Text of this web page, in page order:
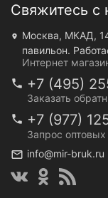
Свяжитесь с
Москва, МКАД,
павильон.
Интернет
+7 (495)
Заказать
+7 (977)
Запрос оптовых
info@mir-bruk.ru